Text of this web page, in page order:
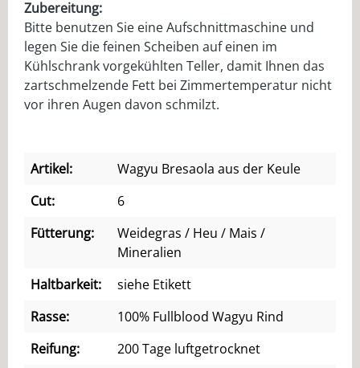
Zubereitung:
Bitte benutzen Sie eine Aufschnittmaschine und
legen Sie die feinen Scheiben auf einen im
Kühlschrank vorgekühlten Teller, damit Ihnen das
zartschmelzende Fett bei Zimmertemperatur nicht
vor ihren Augen davon schmilzt.
Artikel:
Wagyu Bresaola aus der Keule
Cut:
6
Fütterung:
Weidegras / Heu / Mais /
Mineralien
Haltbarkeit:
siehe Etikett
Rasse:
100% Fullblood Wagyu Rind
Reifung:
200 Tage luftgetrocknet